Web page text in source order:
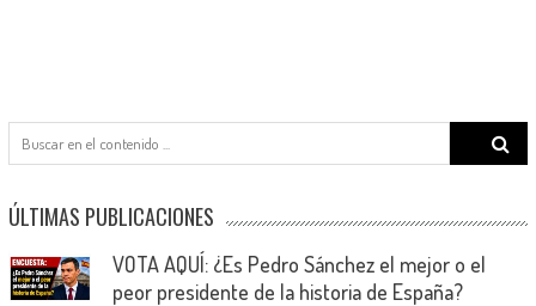
Search
ÚLTIMAS PUBLICACIONES
VOTA AQUÍ: ¿Es Pedro Sánchez el mejor o el
peor presidente de la historia de España?